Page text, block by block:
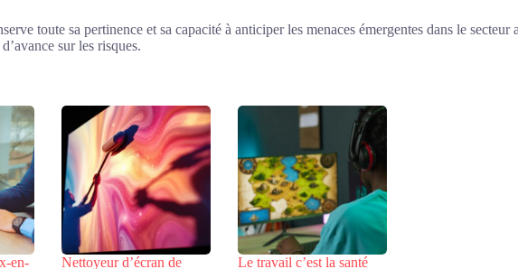
toute sa pertinence et sa capacité à anticiper les menaces émergentes dans le
sur les risques.
en- Nettoyeur d’écran de Le travail c’est la santé